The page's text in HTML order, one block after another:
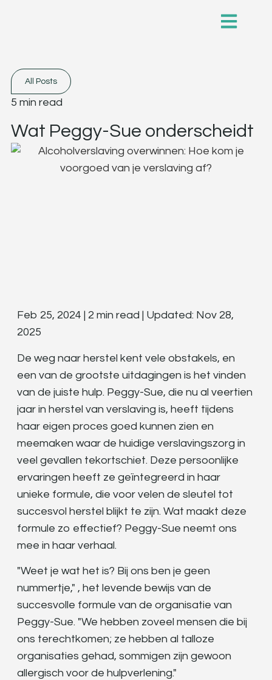
All Posts
5 min read
Wat Peggy-Sue onderscheidt
Feb 25, 2024 | 2 min read | Updated: Nov 28,
2025
De weg naar herstel kent vele obstakels, en
een van de grootste uitdagingen is het vinden
van de juiste hulp. Peggy-Sue, die nu al veertien
jaar in herstel van verslaving is, heeft tijdens
haar eigen proces goed kunnen zien en
meemaken waar de huidige verslavingszorg in
veel gevallen tekortschiet. Deze persoonlijke
ervaringen heeft ze geïntegreerd in haar
unieke formule, die voor velen de sleutel tot
succesvol herstel blijkt te zijn. Wat maakt deze
formule zo effectief? Peggy-Sue neemt ons
mee in haar verhaal.
"Weet je wat het is? Bij ons ben je geen
nummertje," , het levende bewijs van de
succesvolle formule van de organisatie van
Peggy-Sue. "We hebben zoveel mensen die bij
ons terechtkomen; ze hebben al talloze
organisaties gehad, sommigen zijn gewoon
allergisch voor de hulpverlening."